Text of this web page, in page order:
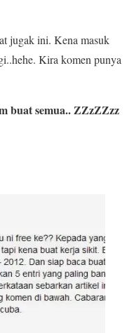
jugak ini. Kena masuk
Kira komen punya
buat semua.. ZZzZZzz